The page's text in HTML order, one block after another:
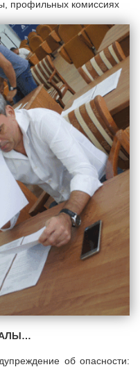
профильных комиссиях
об опасности: